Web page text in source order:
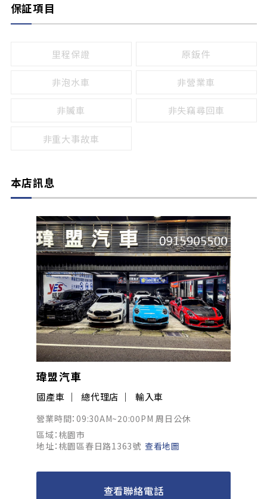
無
有
頭燈光源
保証項目
里程保證 原鈑件
非泡水車 非營業車
非贓車 非失竊尋回車
非重大事故車
本店訊息
瑋盟汽車
國產車 總代理店 輸入車
營業時間：09:30AM~20:00PM 周日公休
區域：桃園市
地址：桃園區春日路1363號 查看地圖
查看聯絡電話